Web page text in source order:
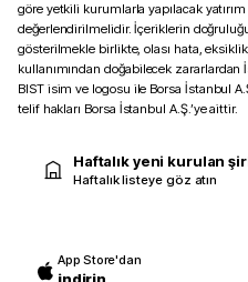
göre yetkili kurumlarla yapılacak
değerlendirilmelidir. İçeriklerin
gösterilmekle birlikte, olası hata,
kullanımından doğabilecek
BIST isim ve logosu ile Borsa İstanbul
telif hakları Borsa İstanbul A.Ş.’ye aittir.
Haftalık yeni kurulan
Haftalık listeye göz atın
App Store'dan